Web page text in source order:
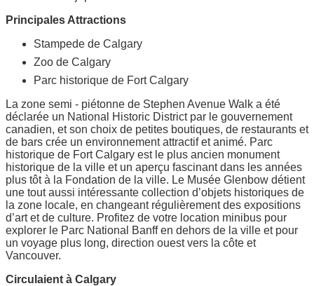
Principales Attractions
Stampede de Calgary
Zoo de Calgary
Parc historique de Fort Calgary
La zone semi - piétonne de Stephen Avenue Walk a été
déclarée un National Historic District par le gouvernement
canadien, et son choix de petites boutiques, de restaurants et
de bars crée un environnement attractif et animé. Parc
historique de Fort Calgary est le plus ancien monument
historique de la ville et un aperçu fascinant dans les années
plus tôt à la Fondation de la ville. Le Musée Glenbow détient
une tout aussi intéressante collection d’objets historiques de
la zone locale, en changeant régulièrement des expositions
d’art et de culture. Profitez de votre location minibus pour
explorer le Parc National Banff en dehors de la ville et pour
un voyage plus long, direction ouest vers la côte et
Vancouver.
Circulaient à Calgary